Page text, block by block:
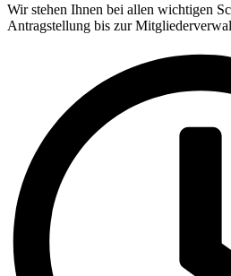
Wir stehen Ihnen bei allen wichtigen
Antragstellung bis zur